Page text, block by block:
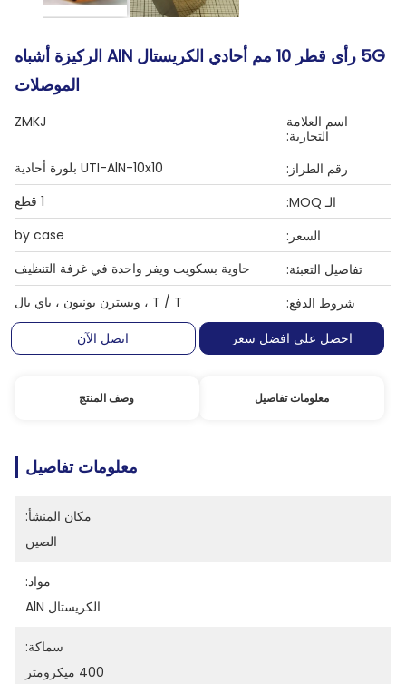
5G رأى قطر 10 مم أحادي الكريستال AlN الركيزة أشباه
الموصلات
اسم العلامة
التجارية:
ZMKJ
رقم الطراز:
UTI-AlN-10x10 بلورة أحادية
الـ MOQ:
1 قطع
السعر:
by case
تفاصيل التعبئة:
حاوية بسكويت ويفر واحدة في غرفة التنظيف
شروط الدفع:
T / T ، ويسترن يونيون ، باي بال
احصل على افضل سعر
اتصل الآن
معلومات تفاصيل وصف المنتج
معلومات تفاصيل
مكان المنشأ:
الصين
مواد:
الكريستال AlN
سماكة:
400 ميكرومتر